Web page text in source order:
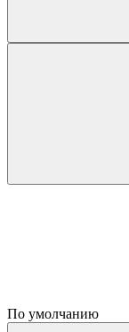
По умолчанию